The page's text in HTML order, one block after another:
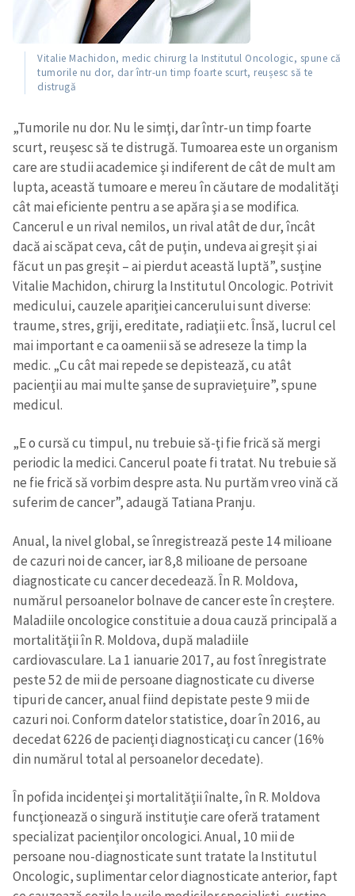
Vitalie Machidon, medic chirurg la Institutul Oncologic, spune că
tumorile nu dor, dar într-un timp foarte scurt, reușesc să te
distrugă
„Tumorile nu dor. Nu le simţi, dar într-un timp foarte
scurt, reuşesc să te distrugă. Tumoarea este un organism
care are studii academice şi indiferent de cât de mult am
lupta, această tumoare e mereu în căutare de modalităţi
cât mai eficiente pentru a se apăra şi a se modifica.
Cancerul e un rival nemilos, un rival atât de dur, încât
dacă ai scăpat ceva, cât de puţin, undeva ai greşit şi ai
făcut un pas greşit – ai pierdut această luptă”, susţine
Vitalie Machidon, chirurg la Institutul Oncologic. Potrivit
medicului, cauzele apariţiei cancerului sunt diverse:
traume, stres, griji, ereditate, radiaţii etc. Însă, lucrul cel
mai important e ca oamenii să se adreseze la timp la
medic. „Cu cât mai repede se depistează, cu atât
pacienţii au mai multe şanse de supravieţuire”, spune
medicul.
„E o cursă cu timpul, nu trebuie să-ţi fie frică să mergi
periodic la medici. Cancerul poate fi tratat. Nu trebuie să
ne fie frică să vorbim despre asta. Nu purtăm vreo vină că
suferim de cancer”, adaugă Tatiana Pranju.
Anual, la nivel global, se înregistrează peste 14 milioane
de cazuri noi de cancer, iar 8,8 milioane de persoane
diagnosticate cu cancer decedează. În R. Moldova,
numărul persoanelor bolnave de cancer este în creştere.
Maladiile oncologice constituie a doua cauză principală a
mortalităţii în R. Moldova, după maladiile
cardiovasculare. La 1 ianuarie 2017, au fost înregistrate
peste 52 de mii de persoane diagnosticate cu diverse
tipuri de cancer, anual fiind depistate peste 9 mii de
cazuri noi. Conform datelor statistice, doar în 2016, au
decedat 6226 de pacienţi diagnosticaţi cu cancer (16%
din numărul total al persoanelor decedate).
În pofida incidenţei şi mortalităţii înalte, în R. Moldova
funcţionează o singură instituţie care oferă tratament
specializat pacienţilor oncologici. Anual, 10 mii de
persoane nou-diagnosticate sunt tratate la Institutul
Oncologic, suplimentar celor diagnosticate anterior, fapt
ȘTIREA MEA
Fotografie
+ Încarcă imagine
Link media
+ Link media
Mesajul știrei
+ Mesajul știrei
CONTACT SURSĂ
Sursă anonimă
Nume+ Numele meu
Am citit și sunt de
confidențialitate.
TRIMITE ȘTIREA